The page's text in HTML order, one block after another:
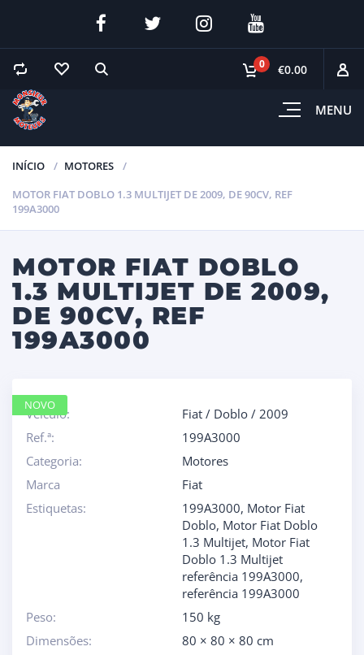
MENU
0 €0.00
INÍCIO
MOTORES
MOTOR FIAT DOBLO 1.3 MULTIJET DE 2009, DE 90CV, REF
199A3000
MOTOR FIAT DOBLO
1.3 MULTIJET DE 2009,
DE 90CV, REF
199A3000
Veículo: Fiat / Doblo / 2009
Ref.ª:
199A3000
Categoria:
Motores
Marca
Fiat
Estiquetas:
199A3000, Motor Fiat
Doblo, Motor Fiat Doblo
1.3 Multijet, Motor Fiat
Doblo 1.3 Multijet
referência 199A3000,
referência 199A3000
Peso:
150 kg
Dimensões:
80 × 80 × 80 cm
NOVO